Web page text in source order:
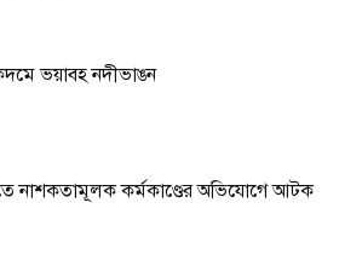
ভয়াবহ নদীভাঙন
নাশকতামূলক কর্মকাণ্ডের অভিযোগে আটক